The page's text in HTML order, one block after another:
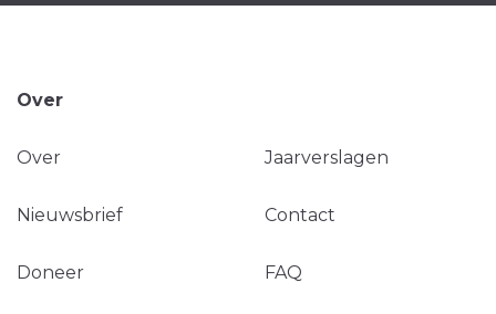
Over
Over Jaarverslagen
Nieuwsbrief Contact
Doneer FAQ